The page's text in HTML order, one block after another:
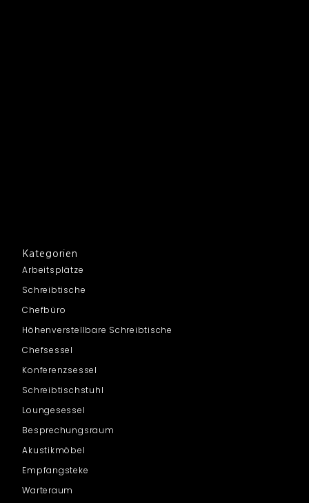
Kategorien
Arbeitsplätze
Schreibtische
Chefbüro
Höhenverstellbare Schreibtische
Chefsessel
Konferenzsessel
Schreibtischstuhl
Loungesessel
Besprechungsraum
Akustikmöbel
Empfangsteke
Warteraum